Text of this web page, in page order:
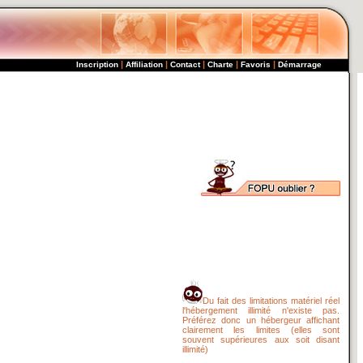
Inscription | Affiliation | Contact | Charte | Favoris | Démarrage
Du fait des limitations matériel réel
l'hébergement illimité n'existe pas.
Préférez donc un hébergeur affichant
clairement les limites (elles sont
souvent supérieures aux soit disant
illimité)